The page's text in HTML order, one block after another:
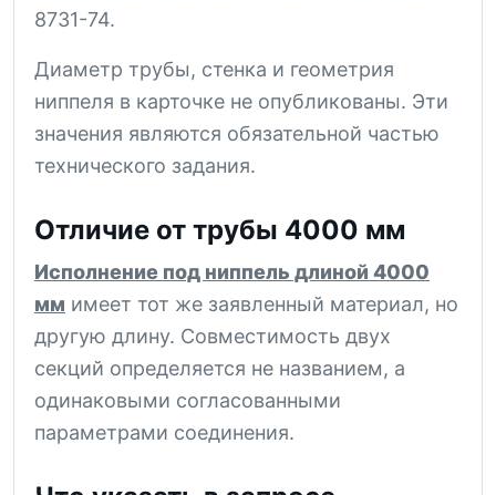
8731-74.
Диаметр трубы, стенка и геометрия
ниппеля в карточке не опубликованы. Эти
значения являются обязательной частью
технического задания.
Отличие от трубы 4000 мм
Исполнение под ниппель длиной 4000
мм имеет тот же заявленный материал, но
другую длину. Совместимость двух
секций определяется не названием, а
одинаковыми согласованными
параметрами соединения.